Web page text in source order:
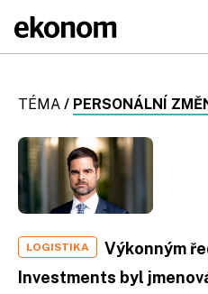
TÉMA / PERSONÁLNÍ
LOGISTIKA
Výkonným
Investments byl